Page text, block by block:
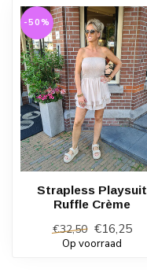
-50%
Strapless Playsuit
Ruffle Crème
€32,50 €16,25
Op voorraad